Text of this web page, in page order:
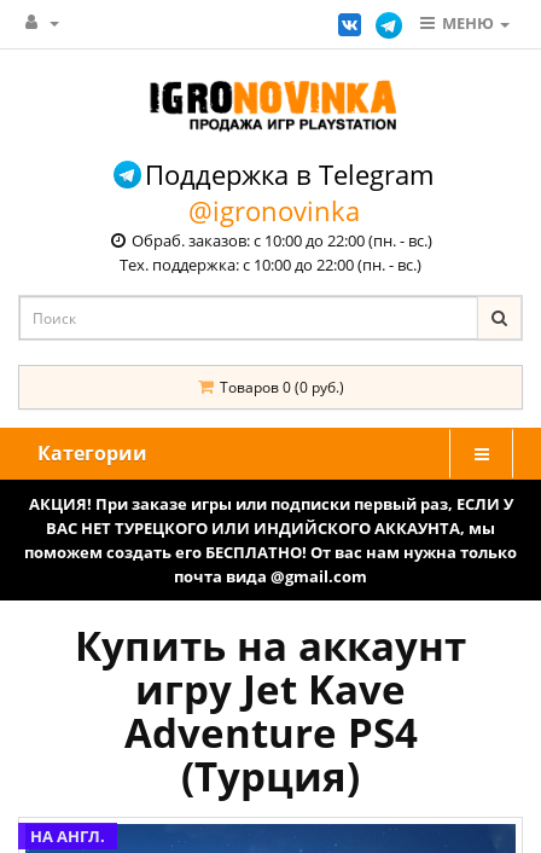
МЕНЮ
Поддержка в Telegram
@igronovinka
Обраб. заказов: с 10:00 до 22:00 (пн. - вс.)
Тех. поддержка: с 10:00 до 22:00 (пн. - вс.)
Товаров 0 (0 руб.)
Категории
АКЦИЯ! При заказе игры или подписки первый раз, ЕСЛИ У
ВАС НЕТ ТУРЕЦКОГО ИЛИ ИНДИЙСКОГО АККАУНТА, мы
поможем создать его БЕСПЛАТНО! От вас нам нужна только
почта вида @gmail.com
Купить на аккаунт
игру Jet Kave
Adventure PS4
(Турция)
НА АНГЛ.